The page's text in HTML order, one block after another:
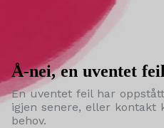
Å-nei, en uventet
En uventet feil har
igjen senere, eller kontakt
behov.